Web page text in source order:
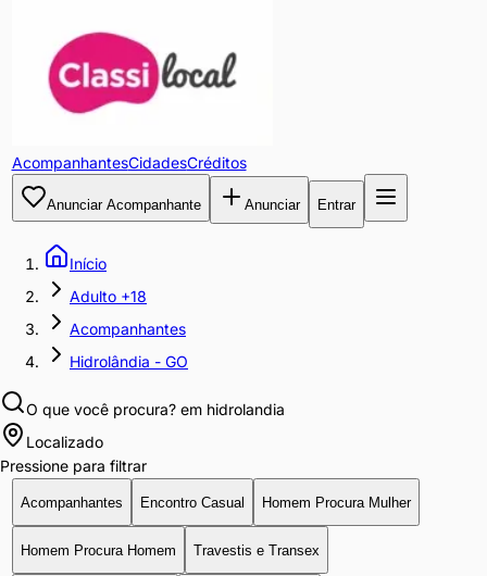
AcompanhantesCidadesCréditos
Anunciar Acompanhante Anunciar Entrar
Início
Adulto +18
Acompanhantes
Hidrolândia - GO
O que você procura? em hidrolandia
Localizado
Pressione para filtrar
Acompanhantes Encontro Casual Homem Procura Mulher
Homem Procura Homem Travestis e Transex